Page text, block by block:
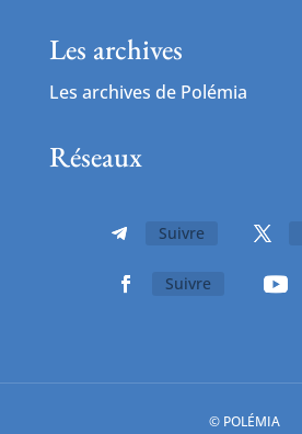
Les archives
Les archives de Polémia
Réseaux
Suivre
Suivre
© POLÉMIA